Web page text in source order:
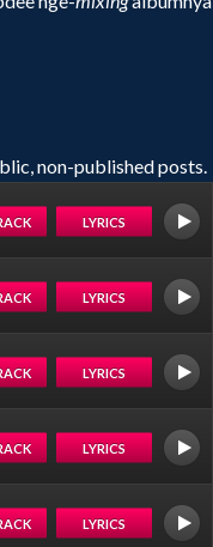
non-published posts.
LYRICS
LYRICS
LYRICS
LYRICS
LYRICS